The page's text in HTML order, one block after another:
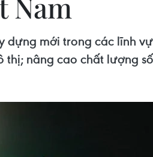
dựng mới trong các lĩnh
thị; nâng cao chất lượng